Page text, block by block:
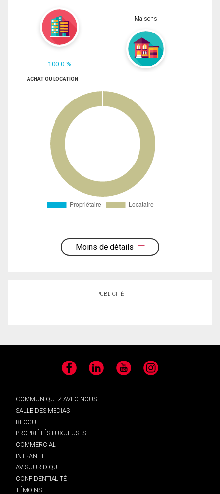
100.0 %
Maisons
ACHAT OU LOCATION
Moins de détails
PUBLICITÉ
Facebook LinkedIn YouTube Instagram
COMMUNIQUEZ AVEC NOUS
SALLE DES MÉDIAS
BLOGUE
PROPRIÉTÉS LUXUEUSES
COMMERCIAL
INTRANET
AVIS JURIDIQUE
CONFIDENTIALITÉ
TÉMOINS